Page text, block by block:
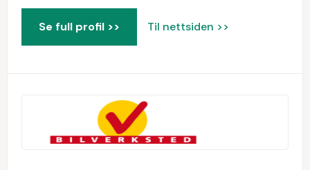
Se full profil >> Til nettsiden >>